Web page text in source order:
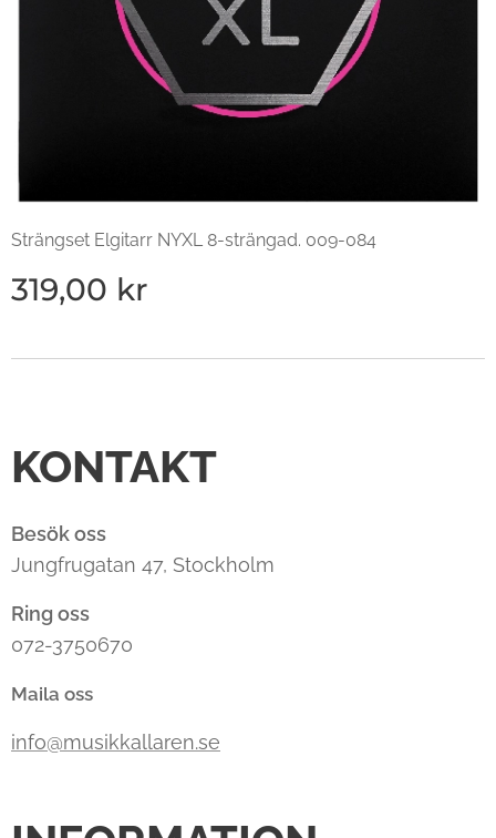
Strängset Elgitarr NYXL 8-strängad. 009-084
319,00 kr
KONTAKT
Besök oss
Jungfrugatan 47, Stockholm
Ring oss
072-3750670
Maila oss
info@musikkallaren.se